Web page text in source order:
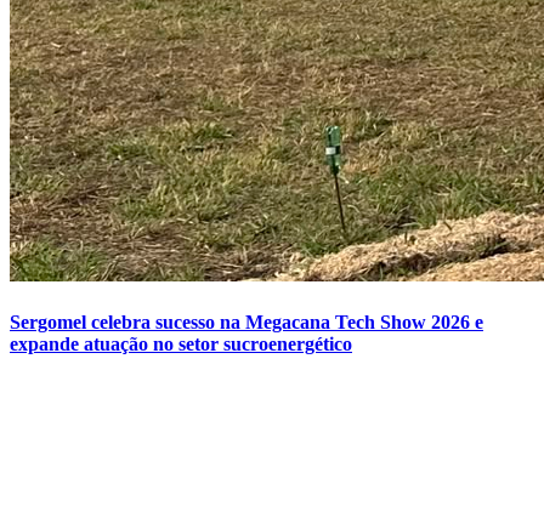
Sergomel celebra sucesso na Megacana Tech Show 2026 e
expande atuação no setor sucroenergético